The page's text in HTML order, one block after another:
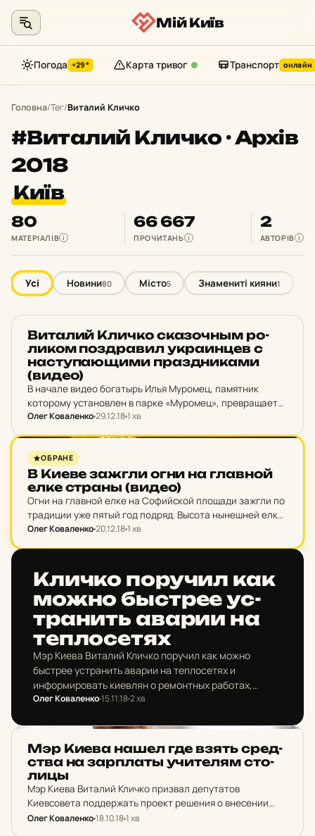
Мій Київ
Погода +29° Карта тривог Транспорт онлайн
Головна/Тег/Виталий Кличко
#Виталий Кличко · Архів
2018
Київ
80
МАТЕРІАЛІВ i
66 667
ПРОЧИТАНЬ i
2
АВТОРІВ i
Усі Новини80 Місто5 Знамениті кияни1
НОВИНИ
Ви­та­лий Кличко ска­зочным ро­
ли­ком поз­дра­вил ук­ра­ин­цев с
нас­ту­па­ю­щи­ми праз­дни­ка­ми
(видео)
В начале видео богатырь Илья Муромец, памятник
которому установлен в парке «Муромец», превращается
в Святого Николая. Далее он мчится Киевом на
Олег Коваленко29.12.181 хв
НОВИНИ
ОБРАНЕ
В Киеве зажгли огни на глав­ной
елке страны (видео)
Огни на главной елке на Софийской площади зажгли по
традиции уже пятый год подряд. Высота нынешней елки
- 25 м. Ее украшают 1,5 тыс. игрушек и более 3 км
Олег Коваленко20.12.181 хв
Кличко по­ру­чил как
можно быстрее ус­
тра­нить аварии на
теп­ло­се­тях
Мэр Киева Виталий Кличко поручил как можно
быстрее устранить аварии на теплосетях и
информировать киевлян о ремонтных работах,
которые проходят, и когда будет тепло в домах, где
Олег Коваленко15.11.182 хв
Мэр Киева нашел где взять сред­
ства на зар­платы учи­те­лям сто­
лицы
Мэр Киева Виталий Кличко призвал депутатов
Киевсовета поддержать проект решения о внесении
изменений в бюджет столицы на 2018-й год.
Олег Коваленко18.10.181 хв